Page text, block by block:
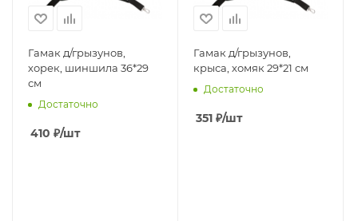
Гамак д/грызунов,
хорек, шиншила 36*29
см
Достаточно
410 ₽/шт
Гамак д/грызунов,
крыса, хомяк 29*21 см
Достаточно
351 ₽/шт